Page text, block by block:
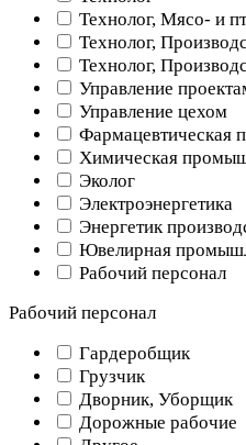
Технолог, Мясо- и
Технолог,
Технолог,
Управление
Управление цехом
Фармацевтическая
Химическая
Эколог
Электроэнергетика
Энергетик
Ювелирная
Рабочий персонал
Рабочий персонал
Гардеробщик
Грузчик
Дворник, Уборщик
Дорожные рабочие